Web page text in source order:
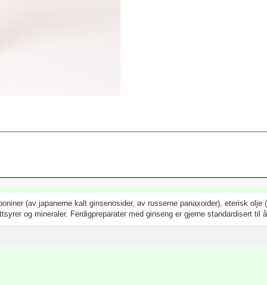
(av japanerne kalt ginsenosider, av russerne panaxoider), eterisk
og mineraler. Ferdigpreparater med ginseng er gjerne standardisert til